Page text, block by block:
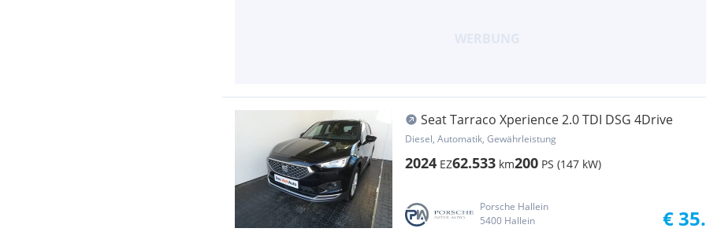
Seat Tarraco Xperience 2.0 TDI DSG 4Drive
Diesel, Automatik, Gewährleistung
2024 EZ62.533 km200 PS (147 kW)
Porsche Hallein
5400 Hallein
€